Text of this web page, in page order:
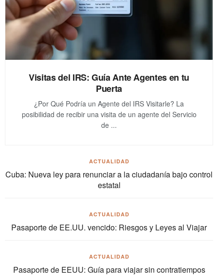
Visitas del IRS: Guía Ante Agentes en tu
Puerta
¿Por Qué Podría un Agente del IRS Visitarle? La
posibilidad de recibir una visita de un agente del Servicio
de ...
ACTUALIDAD
Cuba: Nueva ley para renunciar a la ciudadanía bajo control
estatal
ACTUALIDAD
Pasaporte de EE.UU. vencido: Riesgos y Leyes al Viajar
ACTUALIDAD
Pasaporte de EEUU: Guía para viajar sin contratiempos